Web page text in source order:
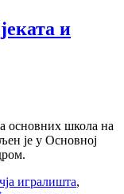
и
основних школа на
је у Основној
игралишта,